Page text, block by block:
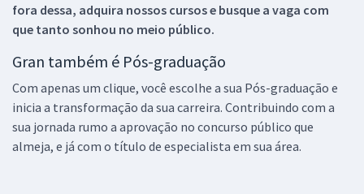
fora dessa, adquira nossos cursos e busque a vaga com
que tanto sonhou no meio público.
Gran também é Pós-graduação
Com apenas um clique, você escolhe a sua Pós-graduação e
inicia a transformação da sua carreira. Contribuindo com a
sua jornada rumo a aprovação no concurso público que
almeja, e já com o título de especialista em sua área.